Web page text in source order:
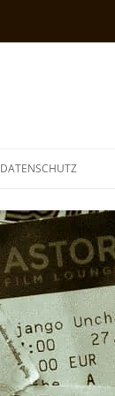
DATENSCHUTZ